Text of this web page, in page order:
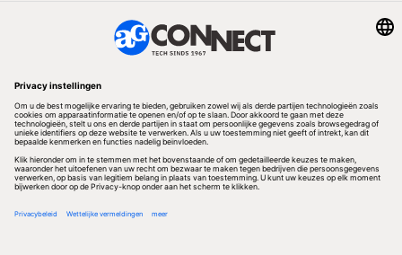
Redactionele partner